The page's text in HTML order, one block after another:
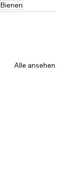
Bienen
Alle ansehen